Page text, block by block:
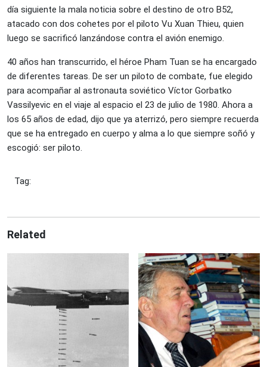
día siguiente la mala noticia sobre el destino de otro B52,
atacado con dos cohetes por el piloto Vu Xuan Thieu, quien
luego se sacrificó lanzándose contra el avión enemigo.
40 años han transcurrido, el héroe Pham Tuan se ha encargado
de diferentes tareas. De ser un piloto de combate, fue elegido
para acompañar al astronauta soviético Víctor Gorbatko
Vassilyevic en el viaje al espacio el 23 de julio de 1980. Ahora a
los 65 años de edad, dijo que ya aterrizó, pero siempre recuerda
que se ha entregado en cuerpo y alma a lo que siempre soñó y
escogió: ser piloto.
Tag:
Related